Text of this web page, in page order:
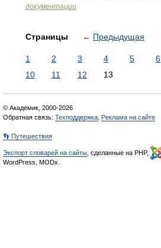
документации
Страницы ← Предыдущая
1 2 3 4 5 6
10
11 12 13
© Академик, 2000-2026
Обратная связь: Техподдержка Реклама на сайте
👣 Путешествия
Экспорт словарей на сайты , сделанные на PHP,
WordPress, MODx.